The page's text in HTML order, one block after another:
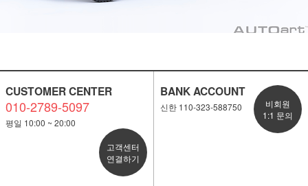
CUSTOMER CENTER
010-2789-5097
평일 10:00 ~ 20:00
고객센터
연결하기
BANK ACCOUNT
신한 110-323-588750
비회원
1:1 문의